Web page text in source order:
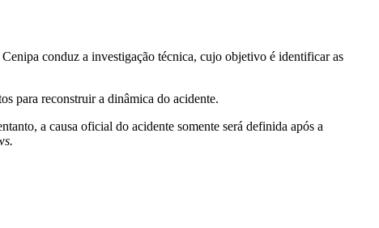
conduz a investigação técnica, cujo objetivo é identificar as
para reconstruir a dinâmica do acidente.
a causa oficial do acidente somente será definida após a